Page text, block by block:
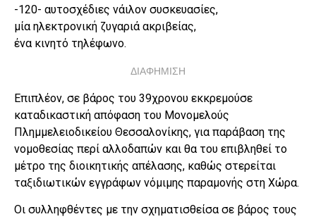
-120- αυτοσχέδιες νάιλον συσκευασίες,
μία ηλεκτρονική ζυγαριά ακριβείας,
ένα κινητό τηλέφωνο.
ΔΙΑΦΗΜΙΣΗ
Επιπλέον, σε βάρος του 39χρονου εκκρεμούσε
καταδικαστική απόφαση του Μονομελούς
Πλημμελειοδικείου Θεσσαλονίκης, για παράβαση της
νομοθεσίας περί αλλοδαπών και θα του επιβληθεί το
μέτρο της διοικητικής απέλασης, καθώς στερείται
ταξιδιωτικών εγγράφων νόμιμης παραμονής στη Χώρα.
Οι συλληφθέντες με την σχηματισθείσα σε βάρος τους